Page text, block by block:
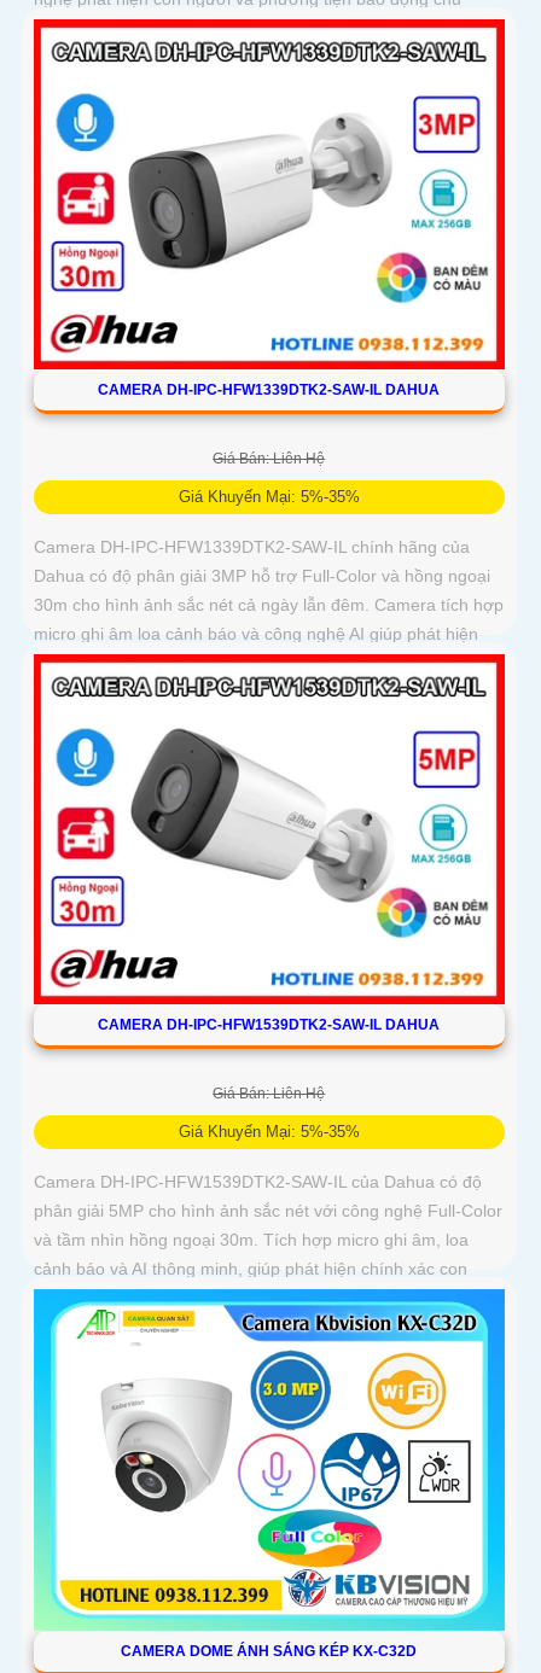
động chính xác
CAMERA DH-IPC-HFW1339DTK2-SAW-IL DAHUA
Giá Bán: Liên Hệ
Giá Khuyến Mại: 5%-35%
Camera DH-IPC-HFW1339DTK2-SAW-IL chính hãng của
Dahua có độ phân giải 3MP hỗ trợ Full-Color và hồng ngoại
30m cho hình ảnh sắc nét cả ngày lẫn đêm. Camera tích hợp
micro ghi âm loa cảnh báo và công nghệ AI giúp phát hiện
con người, phương tiện chính xác
CAMERA DH-IPC-HFW1539DTK2-SAW-IL DAHUA
Giá Bán: Liên Hệ
Giá Khuyến Mại: 5%-35%
Camera DH-IPC-HFW1539DTK2-SAW-IL của Dahua có độ
phân giải 5MP cho hình ảnh sắc nét với công nghệ Full-Color
và tầm nhìn hồng ngoại 30m. Tích hợp micro ghi âm, loa
cảnh báo và AI thông minh, giúp phát hiện chính xác con
người và phương tiện
CAMERA DOME ÁNH SÁNG KÉP KX-C32D